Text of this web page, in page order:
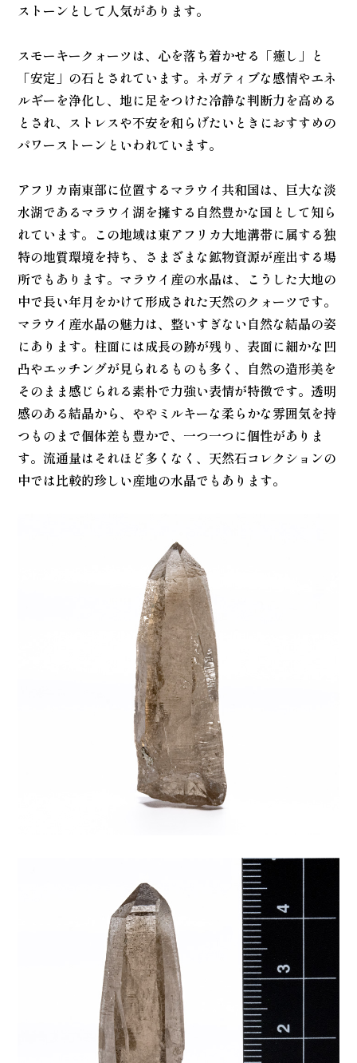
ストーンとして人気があります。
スモーキークォーツは、心を落ち着かせる「癒し」と
「安定」の石とされています。ネガティブな感情やエネ
ルギーを浄化し、地に足をつけた冷静な判断力を高める
とされ、ストレスや不安を和らげたいときにおすすめの
パワーストーンといわれています。
アフリカ南東部に位置するマラウイ共和国は、巨大な淡
水湖であるマラウイ湖を擁する自然豊かな国として知ら
れています。この地域は東アフリカ大地溝帯に属する独
特の地質環境を持ち、さまざまな鉱物資源が産出する場
所でもあります。マラウイ産の水晶は、こうした大地の
中で長い年月をかけて形成された天然のクォーツです。
マラウイ産水晶の魅力は、整いすぎない自然な結晶の姿
にあります。柱面には成長の跡が残り、表面に細かな凹
凸やエッチングが見られるものも多く、自然の造形美を
そのまま感じられる素朴で力強い表情が特徴です。透明
感のある結晶から、ややミルキーな柔らかな雰囲気を持
つものまで個体差も豊かで、一つ一つに個性がありま
す。流通量はそれほど多くなく、天然石コレクションの
中では比較的珍しい産地の水晶でもあります。